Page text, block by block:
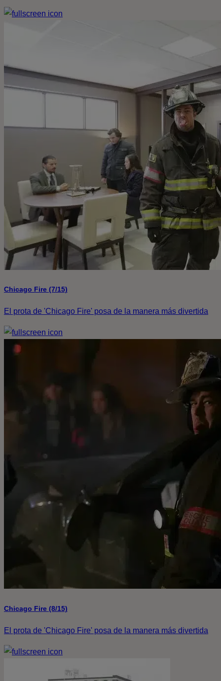
Chicago Fire (7/15)
El prota de 'Chicago Fire' posa de la manera más divertida
Chicago Fire (8/15)
El prota de 'Chicago Fire' posa de la manera más divertida